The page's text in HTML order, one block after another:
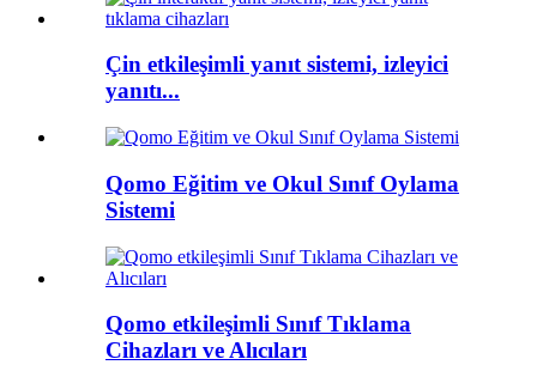
Çin etkileşimli yanıt sistemi, izleyici
yanıtı...
Qomo Eğitim ve Okul Sınıf Oylama
Sistemi
Qomo etkileşimli Sınıf Tıklama
Cihazları ve Alıcıları